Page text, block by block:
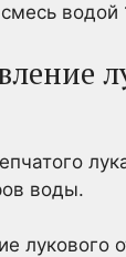
водой
воды.
лукового